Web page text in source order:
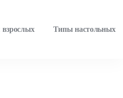
Типы настольных